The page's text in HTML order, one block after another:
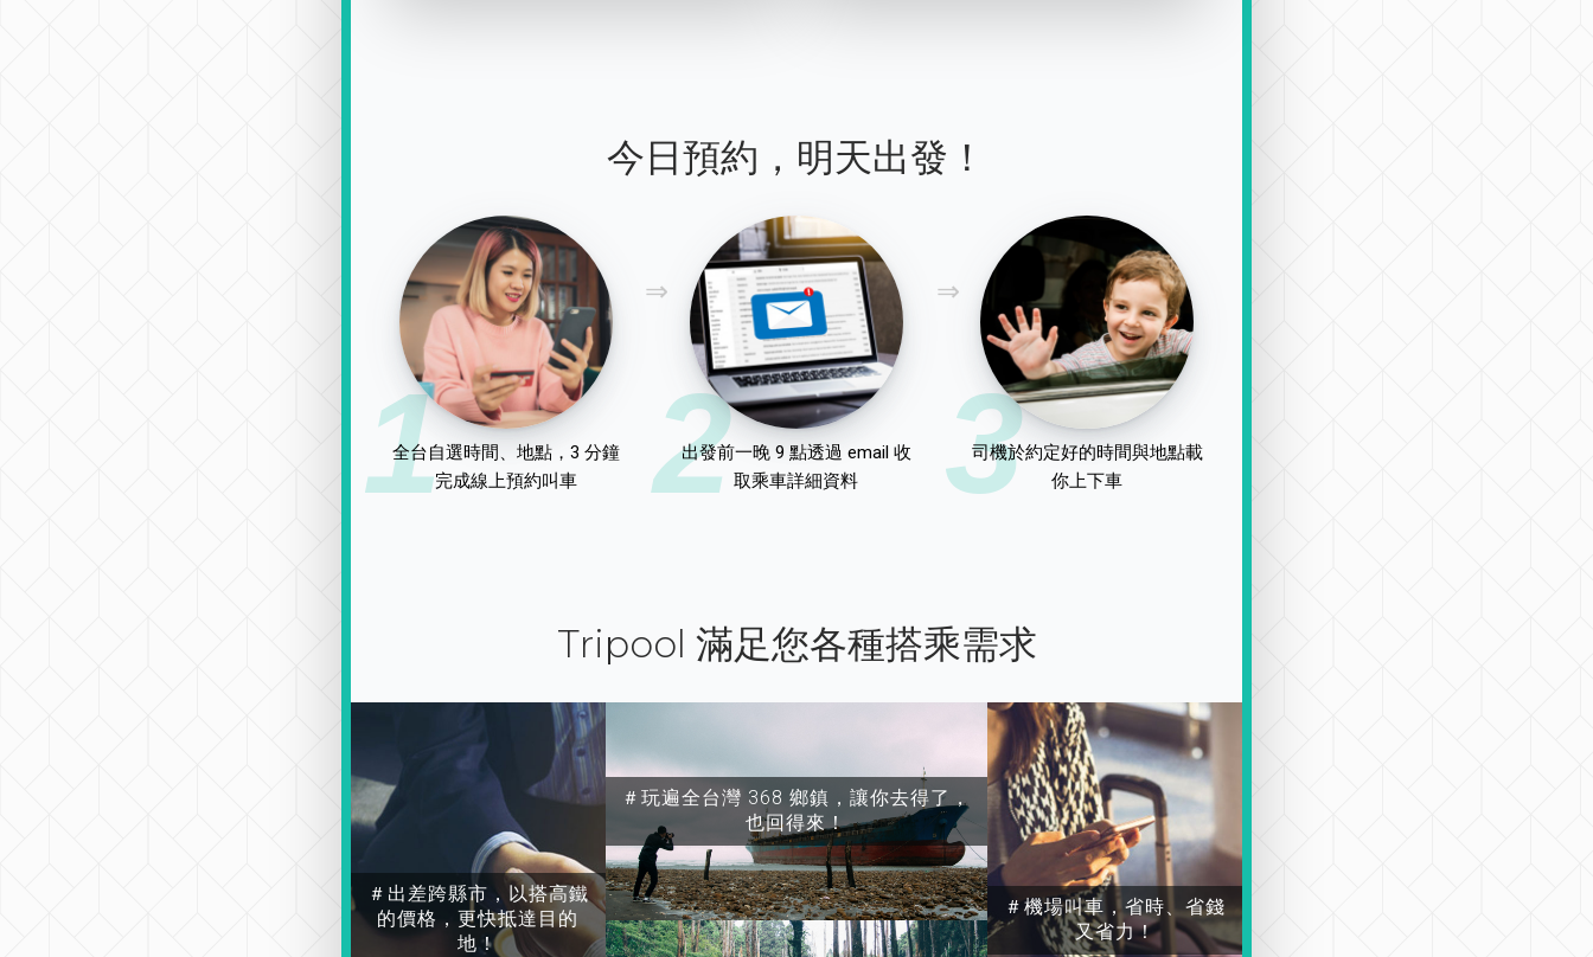
今日預約，明天出發！
1
全台自選時間、地點，3 分鐘
完成線上預約叫車
2
出發前一晚 9 點透過 email 收
取乘車詳細資料
3
司機於約定好的時間與地點載
你上下車
Tripool 滿足您各種搭乘需求
＃出差跨縣市，以搭高鐵
的價格，更快抵達目的
地！
＃玩遍全台灣 368 鄉鎮，讓你去得了，
也回得來！
＃機場叫車，省時、省錢
又省力！